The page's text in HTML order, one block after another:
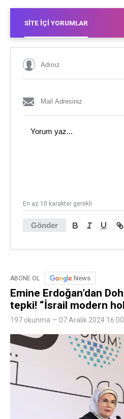
SITE İÇI YORUMLAR
Gönder
En az 10 karakter gerekli
ABONE OL News
Emine Erdoğan’dan
tepki! “İsrail modern
197 okunma — 07 Aralık 2024 16:00